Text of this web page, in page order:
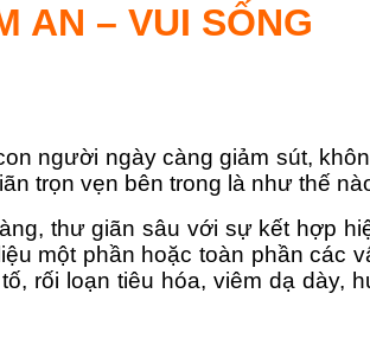
AN – VUI SỐNG
người ngày càng giảm sút,
trọn vẹn bên trong là như thế
thư giãn sâu với sự kết hợp
một phần hoặc toàn phần
rối loạn tiêu hóa, viêm dạ dày,